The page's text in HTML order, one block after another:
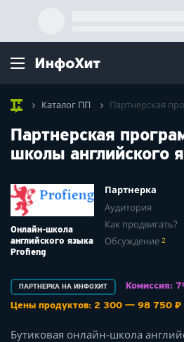
Каталог ПП Партнерская
Партнерская
школы английского
Онлайн-школа
английского языка
Profieng
Партнерка
Аудитория
Как продвигать?
Обсуждение2
ПАРТНЕРКА НА ИНФОХИТ
Комиссия:
Цены продуктов: 2 300 — 98 750 ₽
Бутиковая онлайн-школа